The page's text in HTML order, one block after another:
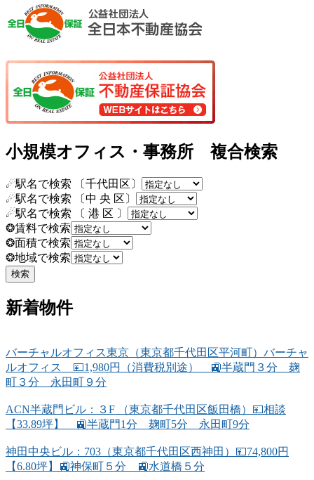
小規模オフィス・事務所 複合検索
☄駅名で検索 〔千代田区〕
☄駅名で検索 〔中 央 区〕
☄駅名で検索 〔 港 区 〕
❂賃料で検索
❂面積で検索
❂地域で検索
新着物件
バーチャルオフィス東京（東京都千代田区平河町）バーチャ
ルオフィス 💴1,980円（消費税別途） 🚉半蔵門３分 麹
町３分 永田町９分
ACN半蔵門ビル：３F （東京都千代田区飯田橋）💴相談
【33.89坪】 🚉半蔵門1分 麹町5分 永田町9分
神田中央ビル：703（東京都千代田区西神田）💴74,800円
【6.80坪】🚉神保町５分 🚉水道橋５分